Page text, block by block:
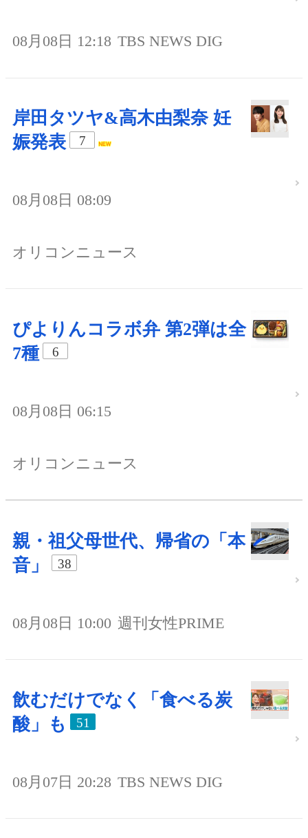
08月08日 12:18 TBS NEWS DIG
岸田タツヤ&高木由梨奈 妊
娠発表
7
08月08日 08:09
オリコンニュース
ぴよりんコラボ弁 第2弾は全
7種
6
08月08日 06:15
オリコンニュース
親・祖父母世代、帰省の「本
音」
38
08月08日 10:00 週刊女性PRIME
飲むだけでなく「食べる炭
酸」も
51
08月07日 20:28 TBS NEWS DIG